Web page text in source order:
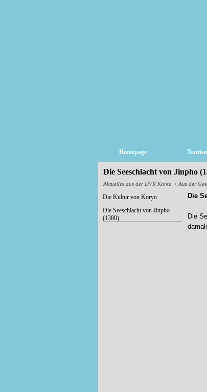
Homepage
Die Seeschlacht von Jinpho
Aktuelles aus der DVR Korea > Aus der
Die Kultur von Koryo
Die Seeschlacht von Jinpho
(1380)
Die
Die